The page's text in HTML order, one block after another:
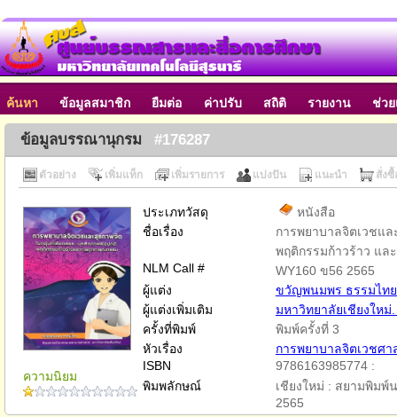
ค้นหา ข้อมูลสมาชิก ยืมต่อ ค่าปรับ สถิติ รายงาน ช่วย
ข้อมูลบรรณานุกรม #176287
ตัวอย่าง เพิ่มแท็ก เพิ่มรายการ แบ่งปัน แนะนำ สั่งซื้
ความนิยม
ประเภทวัสดุ
หนังสือ
ชื่อเรื่อง
การพยาบาลจิตเวชแ
พฤติกรรมก้าวร้าว แ
NLM Call #
WY160 ข56 2565
ผู้แต่ง
ขวัญพนมพร ธรรมไทย
ผู้แต่งเพิ่มเติม
มหาวิทยาลัยเชียงให
ครั้งที่พิมพ์
พิมพ์ครั้งที่ 3
หัวเรื่อง
การพยาบาลจิตเวชศา
ISBN
9786163985774 :
พิมพลักษณ์
เชียงใหม่ : สยามพิม
2565